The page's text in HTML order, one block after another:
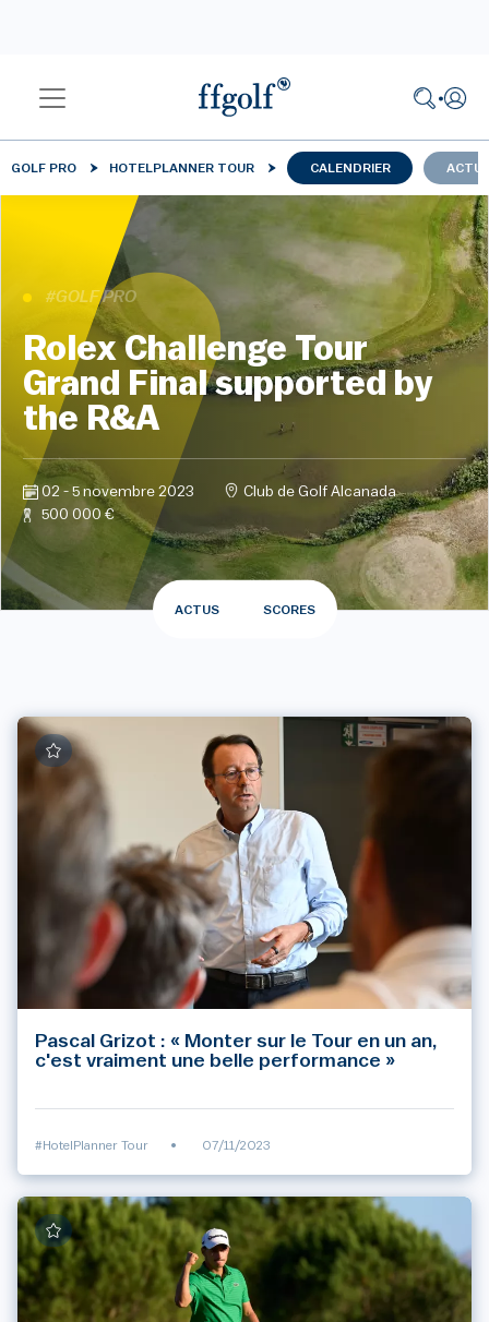
GOLF PRO HOTELPLANNER TOUR CALENDRIER
#GOLF PRO
Rolex Challenge Tour
Grand Final supported by
the R&A
02 - 5 novembre 2023
Club de Golf Alcanada
500 000 €
ACTUS SCORES
Pascal Grizot : « Monter sur le Tour en un an,
c'est vraiment une belle performance »
#HotelPlanner Tour • 07/11/2023